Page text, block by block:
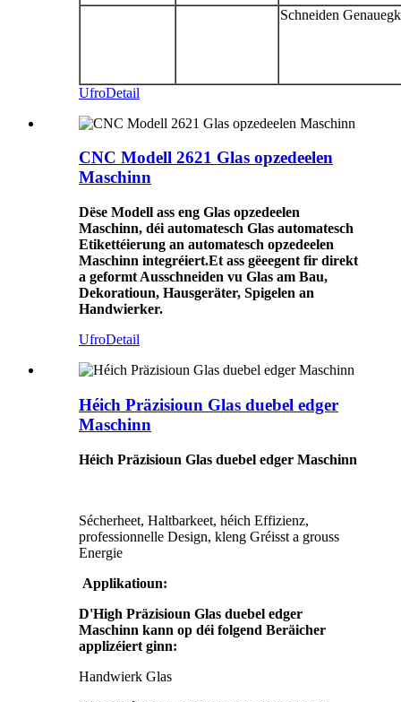
Schneiden
UfroDetail
CNC Modell 2621 Glas opzedeelen
Maschinn
Dëse Modell ass eng Glas opzedeelen
Maschinn, déi automatesch Glas automatesch
Etikettéierung an automatesch opzedeelen
Maschinn integréiert.Et ass gëeegent fir direkt
a geformt Ausschneiden vu Glas am Bau,
Dekoratioun, Hausgeräter, Spigelen an
Handwierker.
UfroDetail
Héich Präzisioun Glas duebel edger
Maschinn
Héich Präzisioun Glas duebel edger Maschinn
Sécherheet, Haltbarkeet, héich Effizienz,
professionnelle Design, kleng Gréisst a grouss
Energie
Applikatioun:
D'High Präzisioun Glas duebel edger
Maschinn kann op déi folgend Beräicher
applizéiert ginn:
Handwierk Glas